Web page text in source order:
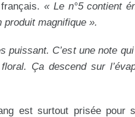
« Le n°5 contient
magnifique ».
puissant. C’est une note
Ça descend sur
est surtout prisée pour